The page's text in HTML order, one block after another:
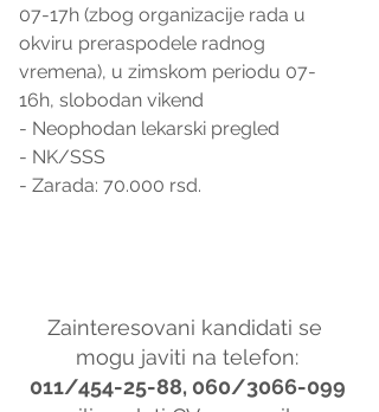
07-17h (zbog organizacije rada u
okviru preraspodele radnog
vremena), u zimskom periodu 07-
16h, slobodan vikend
- Neophodan lekarski pregled
- NK/SSS
- Zarada: 70.000 rsd.
Zainteresovani kandidati se
mogu javiti na telefon:
011/454-25-88, 060/3066-099